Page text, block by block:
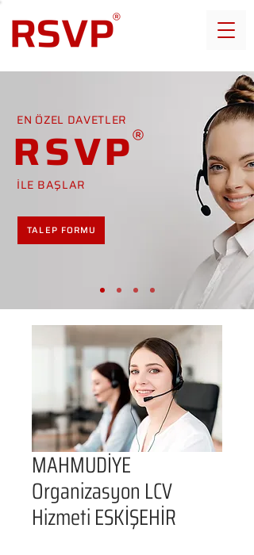
EN ÖZEL DAVETLER
RSVP
İLE BAŞLAR
TALEP FORMU
MAHMUDİYE
Organizasyon LCV
Hizmeti ESKİŞEHİR